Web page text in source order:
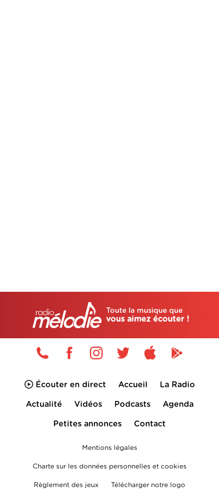
Toute la musique que
vous aimez écouter !
Écouter en direct Accueil La Radio
Actualité Vidéos Podcasts Agenda
Petites annonces Contact
Mentions légales
Charte sur les données personnelles et cookies
Règlement des jeux Télécharger notre logo